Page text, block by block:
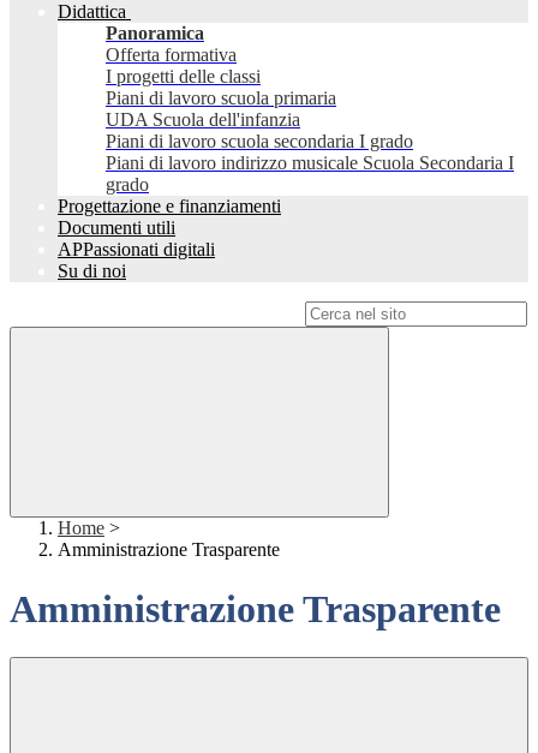
Didattica
Panoramica
Offerta formativa
I progetti delle classi
Piani di lavoro scuola primaria
UDA Scuola dell'infanzia
Piani di lavoro scuola secondaria I grado
Piani di lavoro indirizzo musicale Scuola Secondaria I
grado
Progettazione e finanziamenti
Documenti utili
APPassionati digitali
Su di noi
Home >
Amministrazione Trasparente
Amministrazione Trasparente